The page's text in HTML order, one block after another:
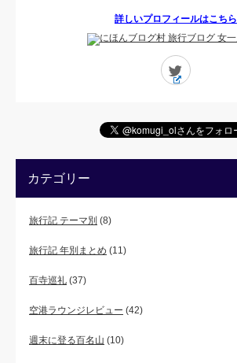
詳しいプロフィールはこちら
カテゴリー
旅行記 テーマ別 (8)
旅行記 年別まとめ (11)
百寺巡礼 (37)
空港ラウンジレビュー (42)
週末に登る百名山 (10)